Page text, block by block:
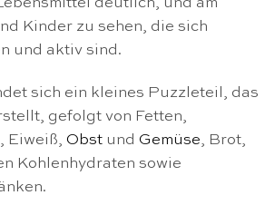
Kinder zu sehen, die sich
und aktiv sind.
sich ein kleines Puzzleteil, das
gefolgt von Fetten,
Eiweiß, Obst und Gemüse, Brot,
Kohlenhydraten sowie